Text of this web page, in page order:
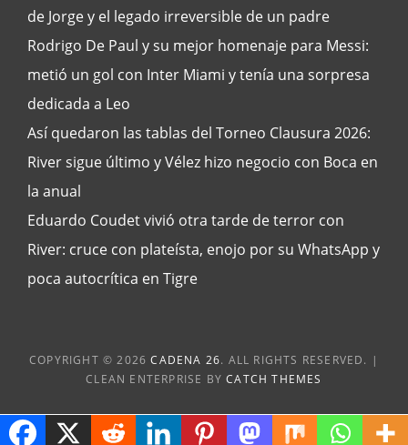
de Jorge y el legado irreversible de un padre
Rodrigo De Paul y su mejor homenaje para Messi:
metió un gol con Inter Miami y tenía una sorpresa
dedicada a Leo
Así quedaron las tablas del Torneo Clausura 2026:
River sigue último y Vélez hizo negocio con Boca en
la anual
Eduardo Coudet vivió otra tarde de terror con
River: cruce con plateísta, enojo por su WhatsApp y
poca autocrítica en Tigre
COPYRIGHT © 2026CADENA 26. ALL RIGHTS RESERVED. |
CLEAN ENTERPRISE BYCATCH THEMES